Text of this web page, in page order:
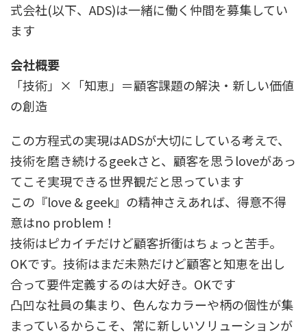
式会社(以下、ADS)は一緒に働く仲間を募集してい
ます
会社概要
「技術」×「知恵」＝顧客課題の解決・新しい価値
の創造
この方程式の実現はADSが大切にしている考えで、
技術を磨き続けるgeekさと、顧客を思うloveがあっ
てこそ実現できる世界観だと思っています
この『love & geek』の精神さえあれば、得意不得
意はno problem！
技術はピカイチだけど顧客折衝はちょっと苦手。
OKです。技術はまだ未熟だけど顧客と知恵を出し
合って要件定義するのは大好き。OKです
凸凹な社員の集まり、色んなカラーや柄の個性が集
まっているからこそ、常に新しいソリューションが